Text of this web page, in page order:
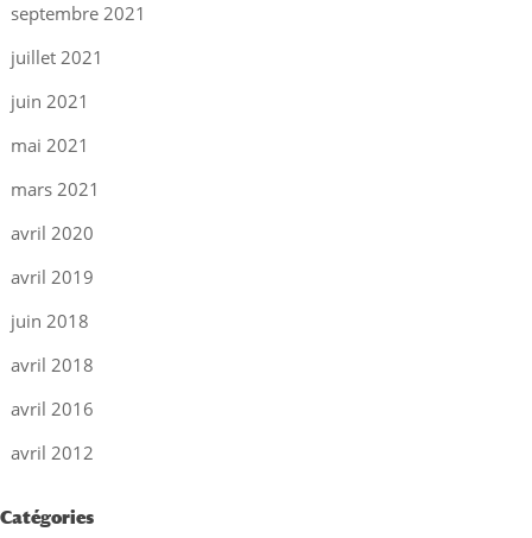
septembre 2021
juillet 2021
juin 2021
mai 2021
mars 2021
avril 2020
avril 2019
juin 2018
avril 2018
avril 2016
avril 2012
Catégories